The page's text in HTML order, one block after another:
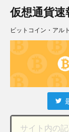
仮想通貨
ビットコイン・アル